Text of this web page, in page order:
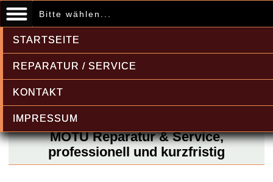
Bitte wählen...
STARTSEITE
REPARATUR / SERVICE
KONTAKT
IMPRESSUM
MOTU Reparatur & Service,
professionell und kurzfristig